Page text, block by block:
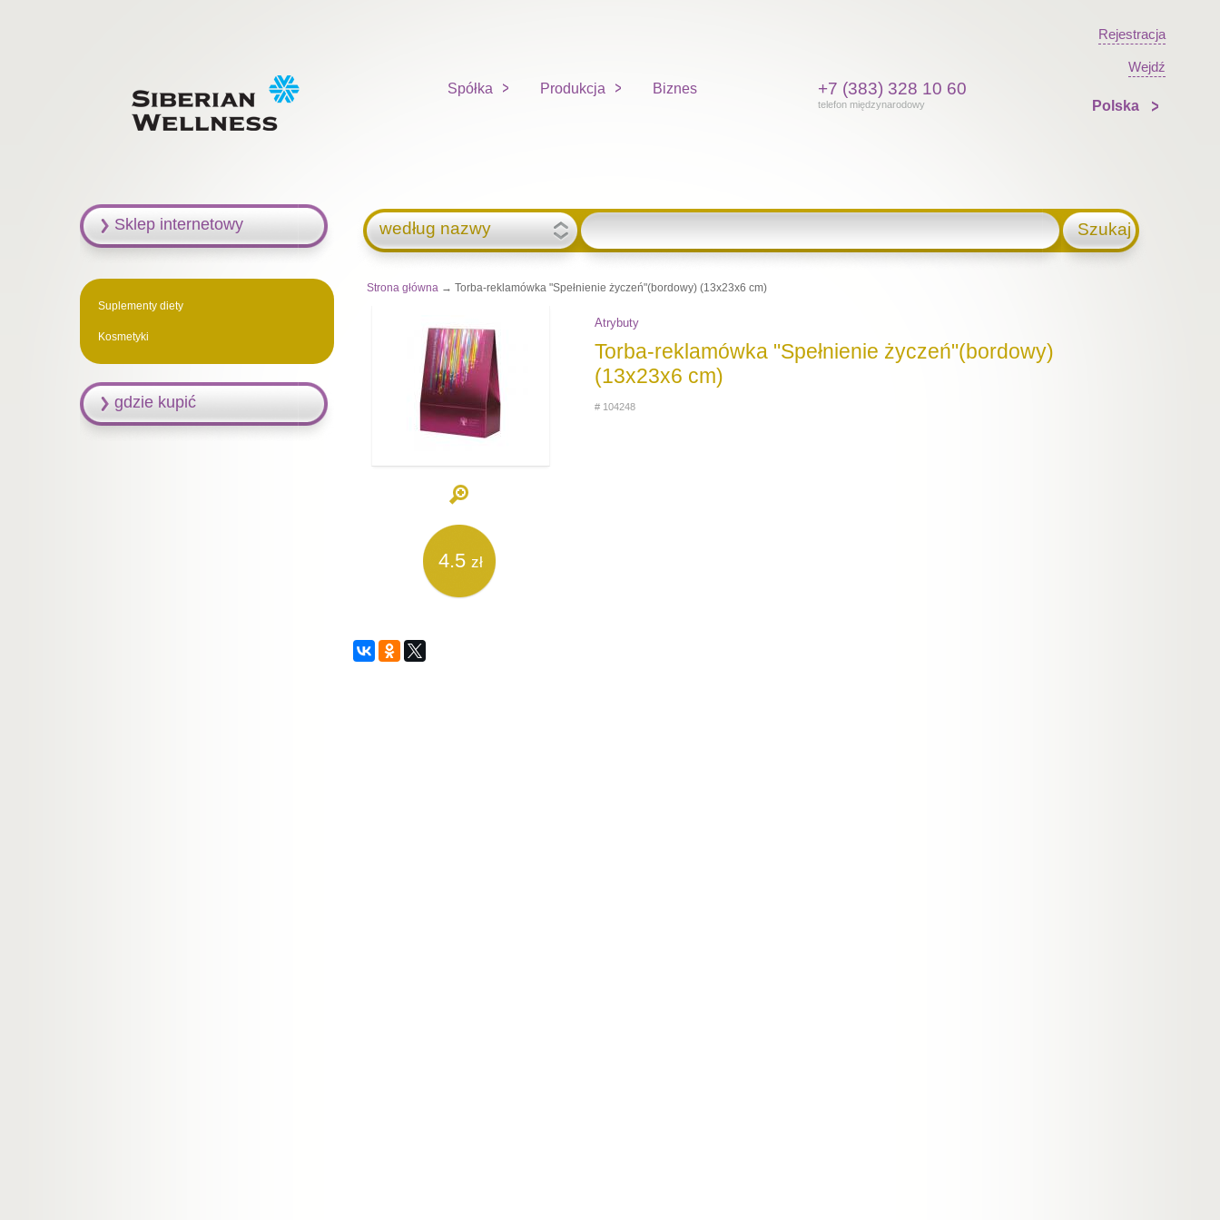
Spółka Produkcja Biznes +7 (383) 328 10 60
telefon międzynarodowy
Rejestracja
Wejdź
Polska
według nazwy Szukaj
Strona główna → Torba-reklamówka "Spełnienie życzeń"(bordowy) (13x23x6 cm)
4.5 zł
Atrybuty
Torba-reklamówka "Spełnienie życzeń"(bordowy)
(13x23x6 cm)
# 104248
Sklep internetowy
Suplementy diety
Kosmetyki
gdzie kupić